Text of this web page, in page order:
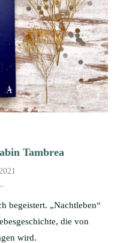
Tambrea
begeistert. „Nachtleben“
die von
wird.